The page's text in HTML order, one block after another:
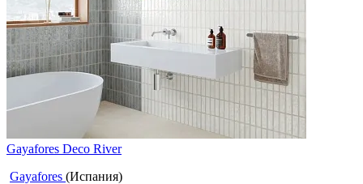
Gayafores Deco River
Gayafores (Испания)